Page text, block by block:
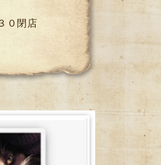
０閉店